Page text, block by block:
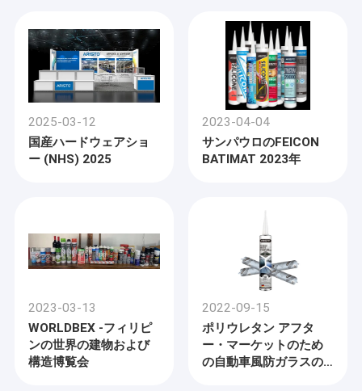
2025-03-12
国産ハードウェアショ
ー (NHS) 2025
2023-04-04
サンパウロのFEICON
BATIMAT 2023年
2023-03-13
WORLDBEX -フィリピ
ンの世界の建物および
構造博覧会
2022-09-15
ポリウレタン アフタ
ー・マーケットのため
の自動車風防ガラスの